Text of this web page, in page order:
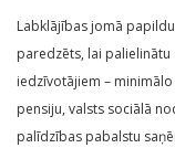
Labklājības jomā
paredzēts, lai
iedzīvotājiem –
pensiju, valsts sociālā
palīdzības pabalstu